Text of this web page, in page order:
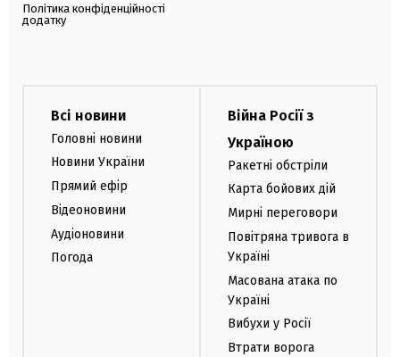
Політика конфіденційності
додатку
Всі новини
Головні новини
Новини України
Прямий ефір
Відеоновини
Аудіоновини
Погода
Війна Росії з
Україною
Ракетні обстріли
Карта бойових дій
Мирні переговори
Повітряна тривога в
Україні
Масована атака по
Україні
Вибухи у Росії
Втрати ворога